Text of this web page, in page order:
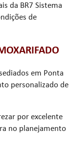
da BR7 Sistema
de
em Ponta
personalizado de
por excelente
no planejamento